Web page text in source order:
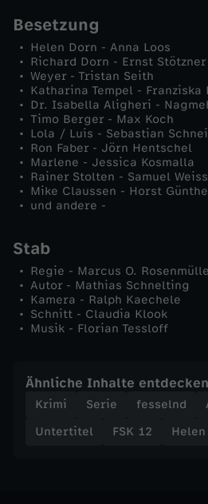
Besetzung
Helen Dorn - Anna Loos
Richard Dorn - Ernst Stötzner
Weyer - Tristan Seith
Katharina Tempel - Franziska
Dr. Isabella Aligheri -
Timo Berger - Max Koch
Lola / Luis - Sebastian
Ron Faber - Jörn Hentschel
Marlene - Jessica Kosmalla
Rainer Stolten - Samuel Weiss
Mike Claussen - Horst
und andere -
Stab
Regie - Marcus O.
Autor - Mathias Schnelting
Kamera - Ralph Kaechele
Schnitt - Claudia Klook
Musik - Florian Tessloff
Ähnliche Inhalte entdecken
Krimi Serie fesselnd
Untertitel
FSK 12